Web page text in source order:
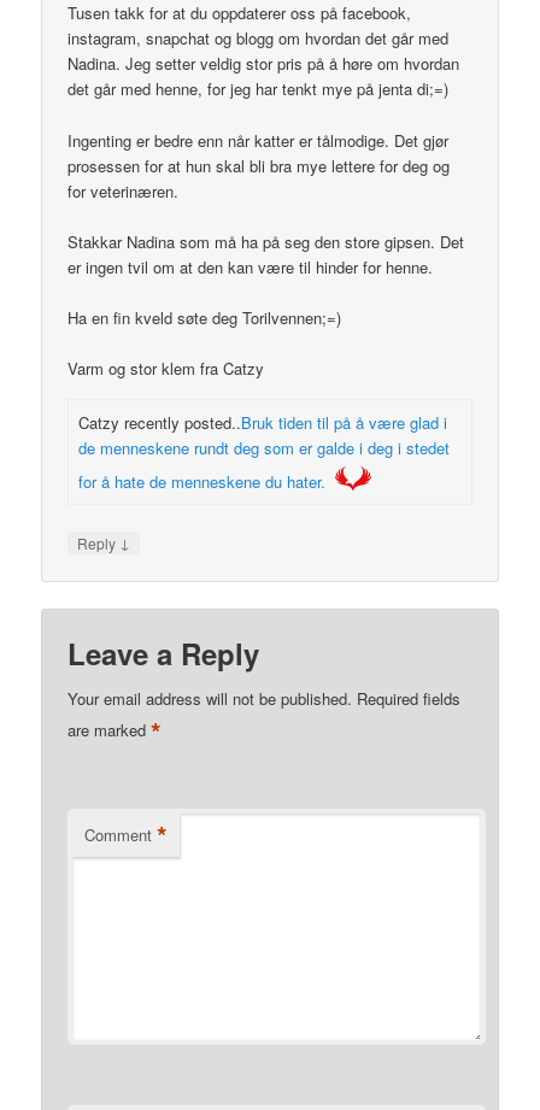
Tusen takk for at du oppdaterer oss på facebook,
instagram, snapchat og blogg om hvordan det går med
Nadina. Jeg setter veldig stor pris på å høre om hvordan
det går med henne, for jeg har tenkt mye på jenta di;=)
Ingenting er bedre enn når katter er tålmodige. Det gjør
prosessen for at hun skal bli bra mye lettere for deg og
for veterinæren.
Stakkar Nadina som må ha på seg den store gipsen. Det
er ingen tvil om at den kan være til hinder for henne.
Ha en fin kveld søte deg Torilvennen;=)
Varm og stor klem fra Catzy
Catzy recently posted..Bruk tiden til på å være glad i
de menneskene rundt deg som er galde i deg i stedet
for å hate de menneskene du hater.
Reply ↓
Leave a Reply
Your email address will not be published. Required fields
are marked*
Comment *